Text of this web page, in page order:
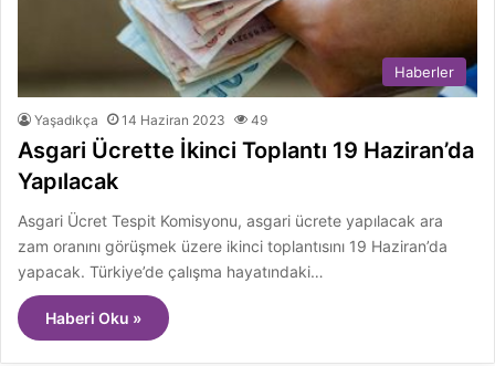
Haberler
Yaşadıkça 14 Haziran 2023 49
Asgari Ücrette İkinci Toplantı 19 Haziran’da
Yapılacak
Asgari Ücret Tespit Komisyonu, asgari ücrete yapılacak ara
zam oranını görüşmek üzere ikinci toplantısını 19 Haziran’da
yapacak. Türkiye’de çalışma hayatındaki…
Haberi Oku »